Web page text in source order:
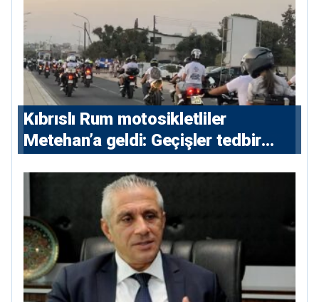
Kıbrıslı Rum motosikletliler
Metehan’a geldi: Geçişler tedbir